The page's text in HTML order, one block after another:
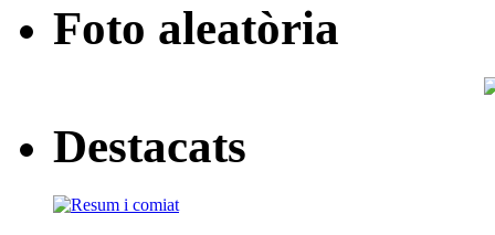
Foto aleatòria
Destacats